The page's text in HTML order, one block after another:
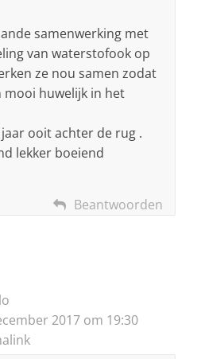
samenwerking met
van waterstofook op
ze nou samen zodat
mooi huwelijk in het
ooit achter de rug .
lekker boeiend
Beantwoorden
2017 om 19:30